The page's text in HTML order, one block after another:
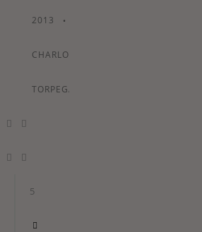
2013 •
CHARLOTTE
TORPEGAARD
5